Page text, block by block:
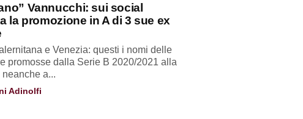
Vannucchi: sui social
la promozione in A di 3 sue ex
e Venezia: questi i nomi delle
promosse dalla Serie B 2020/2021 alla
neanche a...
Adinolfi